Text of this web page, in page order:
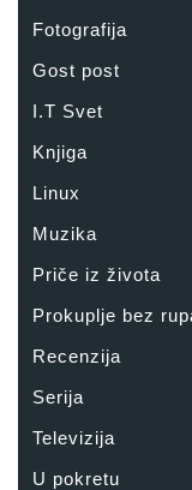
Fotografija
Gost post
I.T Svet
Knjiga
Linux
Muzika
Priče iz života
Prokuplje bez
Recenzija
Serija
Televizija
U pokretu